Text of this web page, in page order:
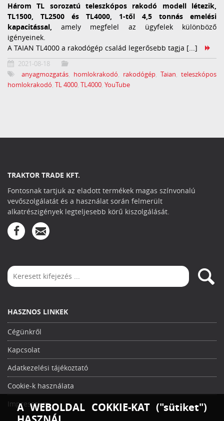
Három TL sorozatú teleszkópos rakodó modell létezik,
TL1500, TL2500 és TL4000, 1-től 4,5 tonnás emelési
kapacitással,
amely megfelel az ügyfelek különböző
igényeinek.
A TAIAN TL4000 a rakodógép család legerősebb tagja [...]
2021-08-18
anyagmozgatás, homlokrakodó, rakodógép, Taian,teleszkópos
homlokrakodó, TL 4000, TL4000, YouTube
TRAKTOR TRADE KFT.
Fontosnak tartjuk az eladott termékek magas színvonalú
vevőszolgálatát és a használat során felmerült
alkatrészigények legteljesebb körű kiszolgálását.
HASZNOS LINKEK
Cégünkről
Kapcsolat
Adatkezelési tájékoztató
Cookie-k használata
Impresszum
A WEBOLDAL COKKIE-KAT ("sütiket")